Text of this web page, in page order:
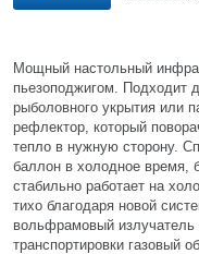
Мощный настольный
пьезоподжигом. Подходит
рыболовного укрытия или
рефлектор, который
тепло в нужную сторону.
баллон в холодное время,
стабильно работает на
тихо благодаря новой
вольфрамовый
транспортировки газовый